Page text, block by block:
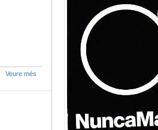
Veure més